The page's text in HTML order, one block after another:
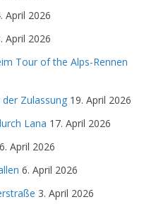
April 2026
April 2026
Tour of the Alps-Rennen
der Zulassung 19. April 2026
Lana 17. April 2026
April 2026
6. April 2026
3. April 2026